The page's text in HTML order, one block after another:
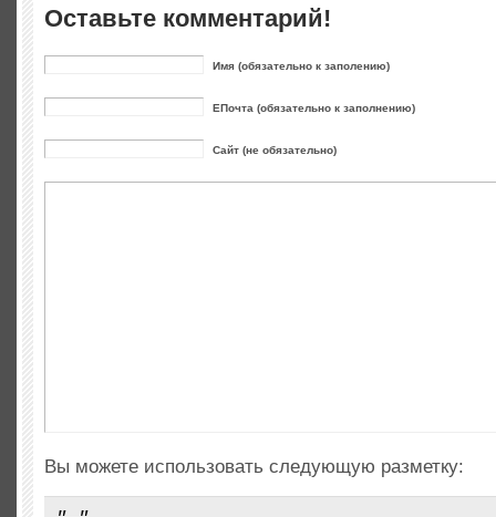
Оставьте комментарий!
Имя (обязательно к заполению)
ЕПочта (обязательно к заполнению)
Сайт (не обязательно)
Вы можете использовать следующую разметку: